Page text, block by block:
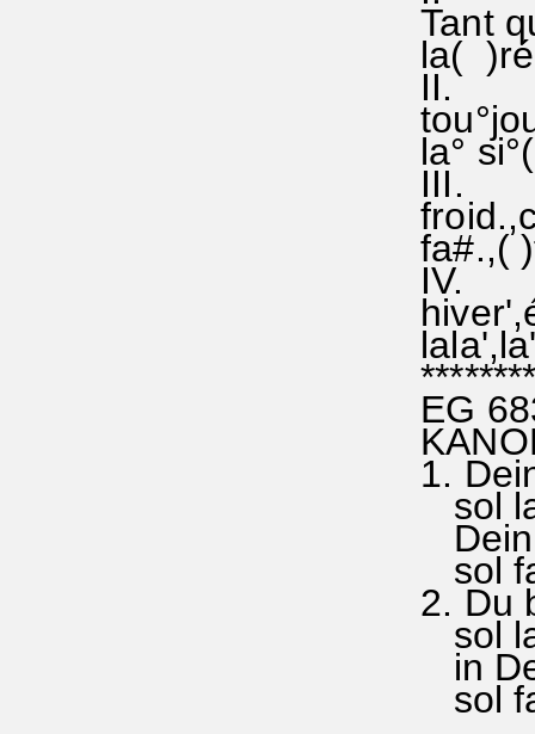
Tant
la( )ré
II.
la°
III.
fa#.,(
IV.
EG
1.
sol la
sol
2. Du
sol la
in
sol